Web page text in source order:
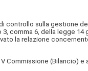
sulla gestione
comma 6, della legge
la relazione
(Bilancio) e